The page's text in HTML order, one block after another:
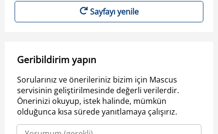
Sayfayı yenile
Geribildirim yapın
Sorularınız ve önerileriniz bizim için Mascus
servisinin geliştirilmesinde değerli verilerdir.
Önerinizi okuyup, istek halinde, mümkün
olduğunca kısa sürede yanıtlamaya çalışırız.